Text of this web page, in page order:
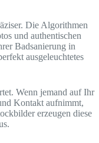
Die Algorithmen
und authentischen
Badsanierung in
ausgeleuchtetes
Wenn jemand auf Ihr
Kontakt aufnimmt,
erzeugen diese